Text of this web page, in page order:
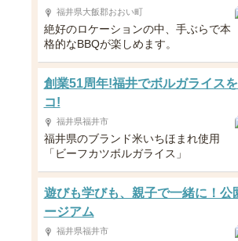
福井県大飯郡おおい町
絶好のロケーションの中、手ぶらで本
格的なBBQが楽しめます。
創業51周年!福井でボルガライス
コ!
福井県福井市
福井県のブランド米いちほまれ使用
「ビーフカツボルガライス」
遊びも学びも、親子で一緒に！公
ージアム
福井県福井市